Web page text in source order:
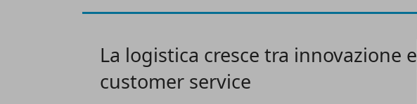
La logistica cresce tra innovazione e
customer service